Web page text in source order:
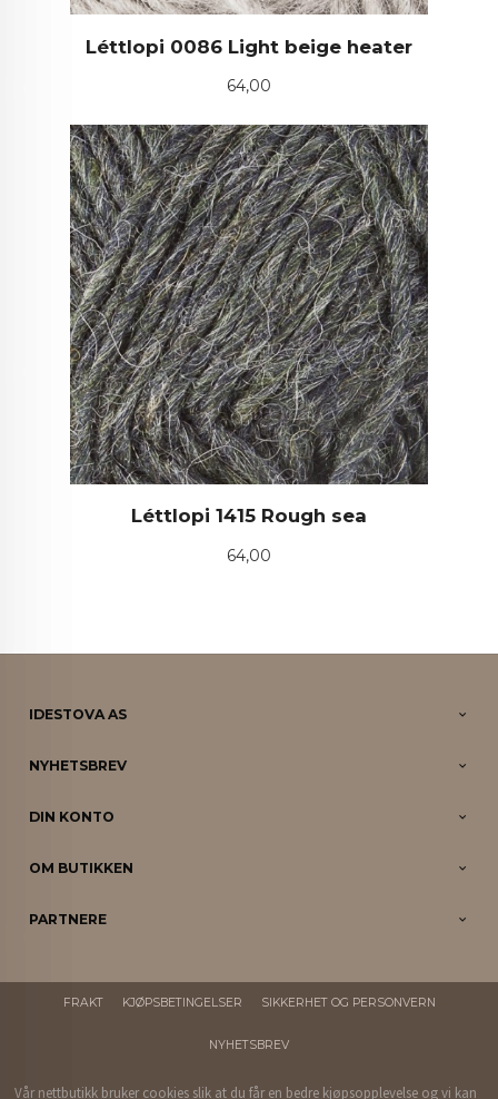
Léttlopi 0086 Light beige heater
Pris
64,00
Léttlopi 1415 Rough sea
Pris
64,00
IDESTOVA AS
NYHETSBREV
DIN KONTO
OM BUTIKKEN
PARTNERE
FRAKT KJØPSBETINGELSER SIKKERHET OG PERSONVERN
NYHETSBREV
Vår nettbutikk bruker cookies slik at du får en bedre kjøpsopplevelse og vi kan